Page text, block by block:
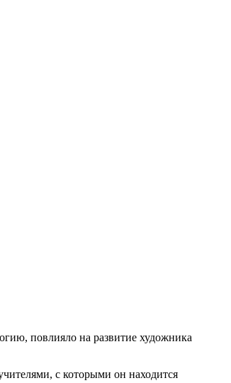
повлияло на развитие художника
с которыми он находится